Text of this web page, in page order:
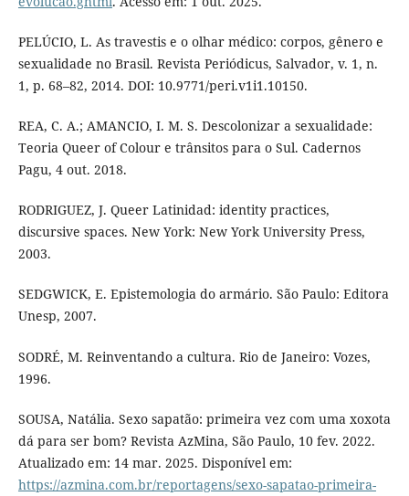
PELÚCIO, L. As travestis e o olhar médico: corpos, gênero e
sexualidade no Brasil. Revista Periódicus, Salvador, v. 1, n.
1, p. 68–82, 2014. DOI: 10.9771/peri.v1i1.10150.
REA, C. A.; AMANCIO, I. M. S. Descolonizar a sexualidade:
Teoria Queer of Colour e trânsitos para o Sul. Cadernos
Pagu, 4 out. 2018.
RODRIGUEZ, J. Queer Latinidad: identity practices,
discursive spaces. New York: New York University Press,
2003.
SEDGWICK, E. Epistemologia do armário. São Paulo: Editora
Unesp, 2007.
SODRÉ, M. Reinventando a cultura. Rio de Janeiro: Vozes,
1996.
SOUSA, Natália. Sexo sapatão: primeira vez com uma xoxota
dá para ser bom? Revista AzMina, São Paulo, 10 fev. 2022.
Atualizado em: 14 mar. 2025. Disponível em:
https://azmina.com.br/reportagens/sexo-sapatao-primeira-